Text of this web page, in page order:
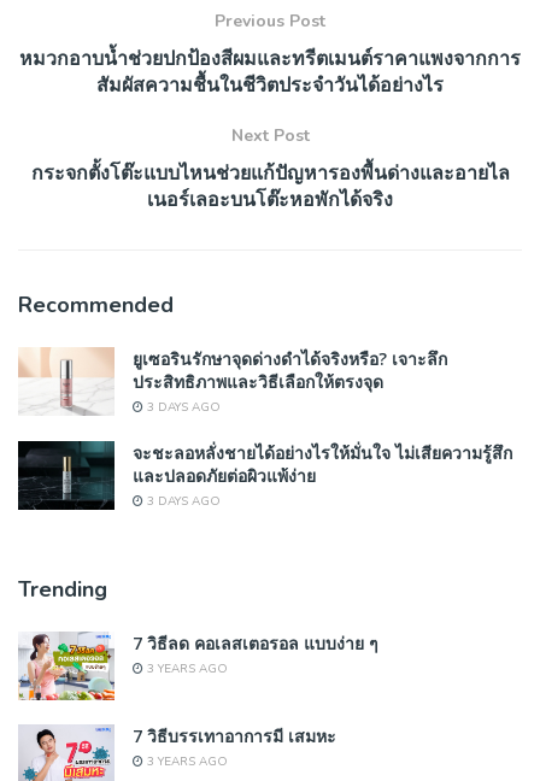
Previous Post
หมวกอาบน้ำช่วยปกป้องสีผมและทรีตเมนต์ราคาแพงจากการ
สัมผัสความชื้นในชีวิตประจำวันได้อย่างไร
Next Post
กระจกตั้งโต๊ะแบบไหนช่วยแก้ปัญหารองพื้นด่างและอายไล
เนอร์เลอะบนโต๊ะหอพักได้จริง
Recommended
ยูเซอรินรักษาจุดด่างดำได้จริงหรือ? เจาะลึก
ประสิทธิภาพและวิธีเลือกให้ตรงจุด
3 DAYS AGO
จะชะลอหลั่งชายได้อย่างไรให้มั่นใจ ไม่เสียความรู้สึก
และปลอดภัยต่อผิวแพ้ง่าย
3 DAYS AGO
Trending
7 วิธีลด คอเลสเตอรอล แบบง่าย ๆ
3 YEARS AGO
7 วิธีบรรเทาอาการมี เสมหะ
3 YEARS AGO